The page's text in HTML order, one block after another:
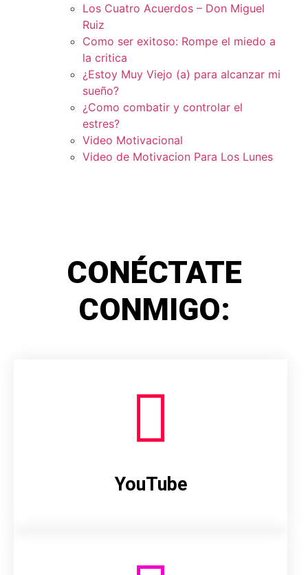
Los Cuatro Acuerdos – Don Miguel
Ruiz
Como ser exitoso: Rompe el miedo a
la critica
¿Estoy Muy Viejo (a) para alcanzar mi
sueño?
¿Como combatir y controlar el
estres?
Video Motivacional
Video de Motivacion Para Los Lunes
CONÉCTATE
CONMIGO:
YouTube